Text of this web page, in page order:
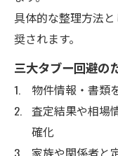
具体的な整理方法
奨されます。
三大タブー回避の
物件情報・書類
査定結果や相場
確化